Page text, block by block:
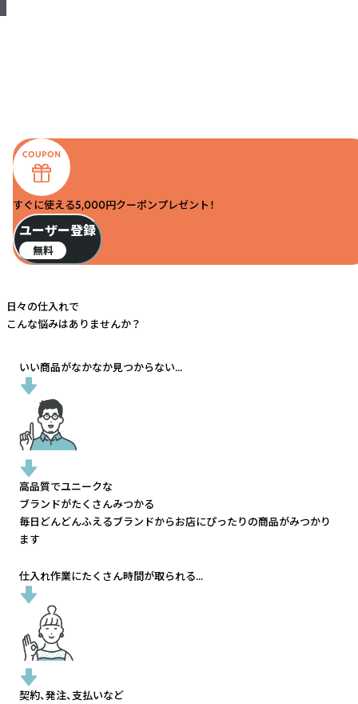
すぐに使える5,000円クーポンプレゼント！
ユーザー登録
無料
日々の仕入れで
こんな悩みはありませんか？
いい商品がなかなか見つからない...
高品質でユニークな
ブランドがたくさんみつかる
毎日どんどんふえるブランドからお店にぴったりの商品がみつかり
ます
仕入れ作業にたくさん時間が取られる...
契約、発注、支払いなど